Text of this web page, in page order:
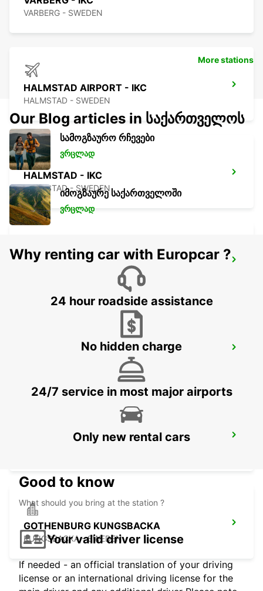
VARBERG - SWEDEN
HALMSTAD AIRPORT - IKC
HALMSTAD - SWEDEN
HALMSTAD - IKC
HALMSTAD - SWEDEN
HALMSTAD TRAINSTATION
KINNA - IKC
GOTHENBURG KUNGSBACKA
KUNGSBACKA - SWEDEN
More stations
Our Blog articles in საქართველოს
სამოგზაურო რჩევები
ვრცლად
იმოგზაურე საქართველოში
ვრცლად
Why renting car with Europcar ?
24 hour roadside assistance
No hidden charge
24/7 service in most major airports
Only new rental cars
Good to know
What should you bring at the station ?
Your valid driver license
If needed - an official translation of your driving
license or an international driving license for the